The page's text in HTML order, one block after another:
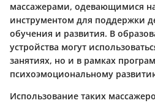
массажерами, одевающимися
инструментом для поддержки
обучения и развития. В
устройства могут
занятиях, но и в рамках
психоэмоциональному
Использование таких